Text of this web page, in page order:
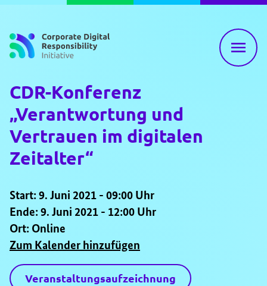
CDR-Konferenz
„Verantwortung und
Vertrauen im digitalen
Zeitalter“
Start: 9. Juni 2021 - 09:00 Uhr
Ende: 9. Juni 2021 - 12:00 Uhr
Ort: Online
Zum Kalender hinzufügen
Veranstaltungsaufzeichnung